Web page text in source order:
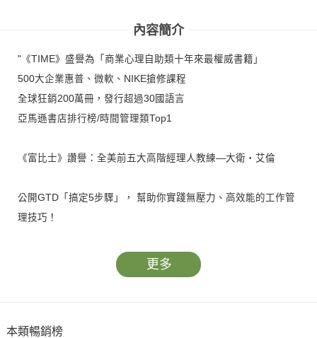
內容簡介
"《TIME》盛譽為「商業心理自助類十年來最權威書籍」
500大企業惠普、微軟、NIKE搶修課程
全球狂銷200萬冊，發行超過30國語言
亞馬遜書店排行榜/時間管理類Top1
《富比士》讚譽：全美前五大高階經理人教練―大衛‧艾倫
公開GTD「搞定5步驟」， 幫助你實踐無壓力、高效能的工作管
理技巧！
事業有成、家庭和諧、滿足個人志趣，幾乎是每個人的願望，但
在資訊充斥、瞬息萬變的環境中，該如何達成？你需要清空腦
更多
本類暢銷榜